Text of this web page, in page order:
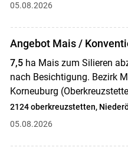
05.08.2026
Angebot Mais /
7,5ha Mais zum Silieren
nach Besichtigung. Bezirk
Korneuburg
2124 oberkreuzstetten,
05.08.2026